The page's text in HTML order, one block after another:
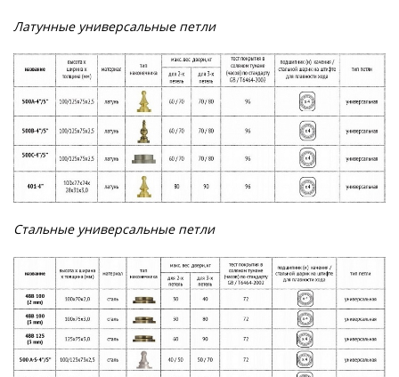
Латунные универсальные петли
Стальные универсальные петли